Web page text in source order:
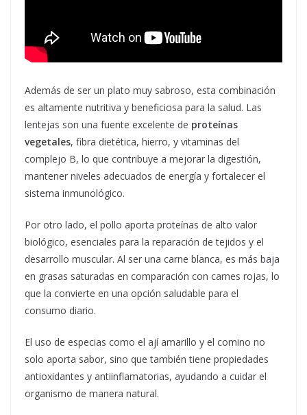
Además de ser un plato muy sabroso, esta combinación
es altamente nutritiva y beneficiosa para la salud. Las
lentejas son una fuente excelente de proteínas
vegetales, fibra dietética, hierro, y vitaminas del
complejo B, lo que contribuye a mejorar la digestión,
mantener niveles adecuados de energía y fortalecer el
sistema inmunológico.
Por otro lado, el pollo aporta proteínas de alto valor
biológico, esenciales para la reparación de tejidos y el
desarrollo muscular. Al ser una carne blanca, es más baja
en grasas saturadas en comparación con carnes rojas, lo
que la convierte en una opción saludable para el
consumo diario.
El uso de especias como el ají amarillo y el comino no
solo aporta sabor, sino que también tiene propiedades
antioxidantes y antiinflamatorias, ayudando a cuidar el
organismo de manera natural.